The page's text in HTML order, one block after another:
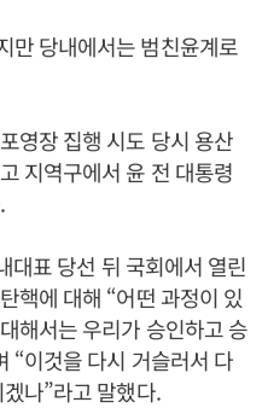
만 당내에서는 범친윤계로
영장 집행 시도 당시 용산
지역구에서 윤 전 대통령
대표 당선 뒤 국회에서 열린
핵에 대해 “어떤 과정이 있
해서는 우리가 승인하고 승
“이것을 다시 거슬러서 다
나”라고 말했다.